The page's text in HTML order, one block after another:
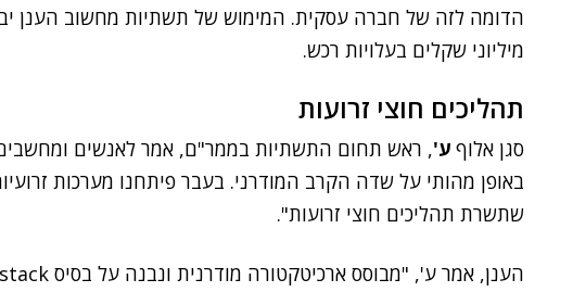
הדומה לזה של חברה עסקית. המימוש של תשתיות מחשוב הענן
מיליוני שקלים בעלויות רכש.
תהליכים חוצי זרועות
סגן אלוף ע', ראש תחום התשתיות בממר"ם, אמר לאנשים
באופן מהותי על שדה הקרב המודרני. בעבר פיתחנו מערכות
שתשרת תהליכים חוצי זרועות".